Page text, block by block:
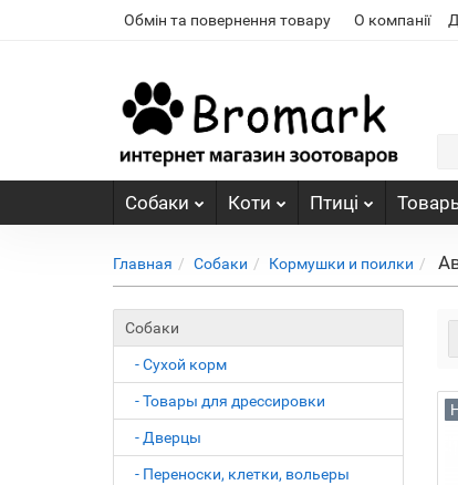
Обмін та повернення товару О компанії
Собаки Коти Птиці
Главная Собаки Кормушки и поилки
Собаки
- Сухой корм
- Товары для дрессировки
- Дверцы
- Переноски, клетки, вольеры